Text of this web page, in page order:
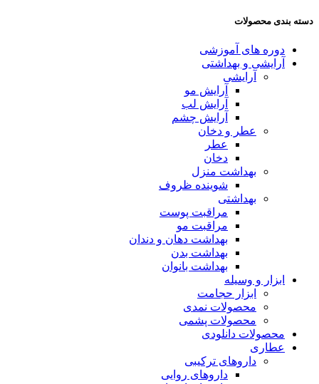
دسته بندی محصولات
دوره های آموزشی
آرایشی و بهداشتی
آرایشی
آرایش مو
آرایش لب
آرایش چشم
عطر و دخان
عطر
دخان
بهداشت منزل
شوینده ظروف
بهداشتی
مراقبت پوست
مراقبت مو
بهداشت دهان و دندان
بهداشت بدن
بهداشت بانوان
ابزار و وسیله
ابزار حجامت
محصولات نمدی
محصولات پشمی
محصولات دانلودی
عطاری
داروهای ترکیبی
داروهای روایی